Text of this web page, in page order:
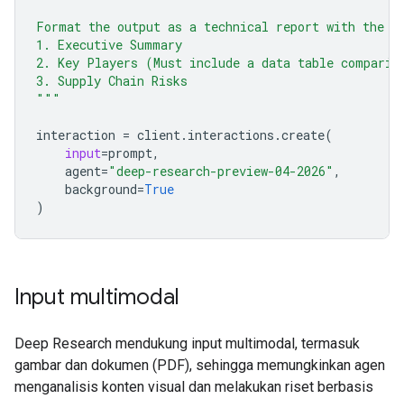
Format the output as a technical report with the
1. Executive Summary
2. Key Players (Must include a data table
3. Supply Chain Risks
"""
interaction = client. interactions .create(
input=prompt,
agent="deep-research-preview-04-2026" ,
background=True
)
Input multimodal
Deep Research mendukung input multimodal, termasuk
gambar dan dokumen (PDF), sehingga memungkinkan agen
menganalisis konten visual dan melakukan riset berbasis